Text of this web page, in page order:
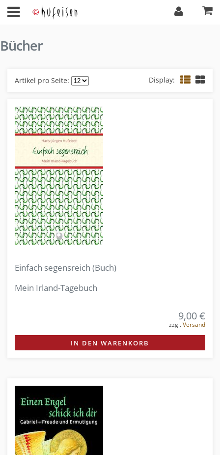
Bücher
Artikel pro Seite: Display:
Einfach segensreich (Buch)
Mein Irland-Tagebuch
9,00 €
zzgl.Versand
IN DEN WARENKORB